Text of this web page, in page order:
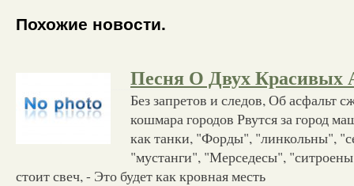
Похожие новости.
Песня О Двух Красивых
Без запретов и следов, Об асфальт
кошмара городов Рвутся за город
как танки, "Форды", "линкольны",
"мустанги", "Мерседесы",
стоит свеч, - Это будет как кровная месть